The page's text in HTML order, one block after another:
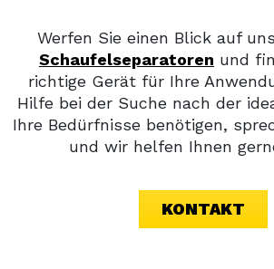
Werfen Sie einen Blick auf
Schaufelseparatoren und
richtige Gerät für Ihre
Hilfe bei der Suche nach der
Ihre Bedürfnisse benötigen,
und wir helfen Ihnen
KONTAKT